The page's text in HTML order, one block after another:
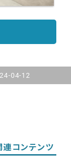
04-12
連コンテンツ